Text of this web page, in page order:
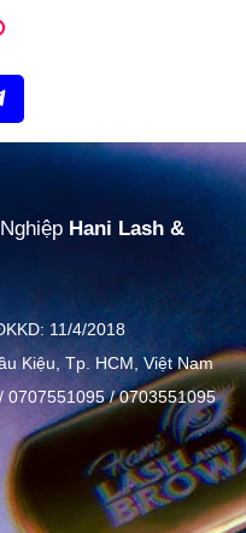
Hani Lash &
11/4/2018
Kiệu, Tp. HCM, Việt Nam
0707551095 / 0703551095